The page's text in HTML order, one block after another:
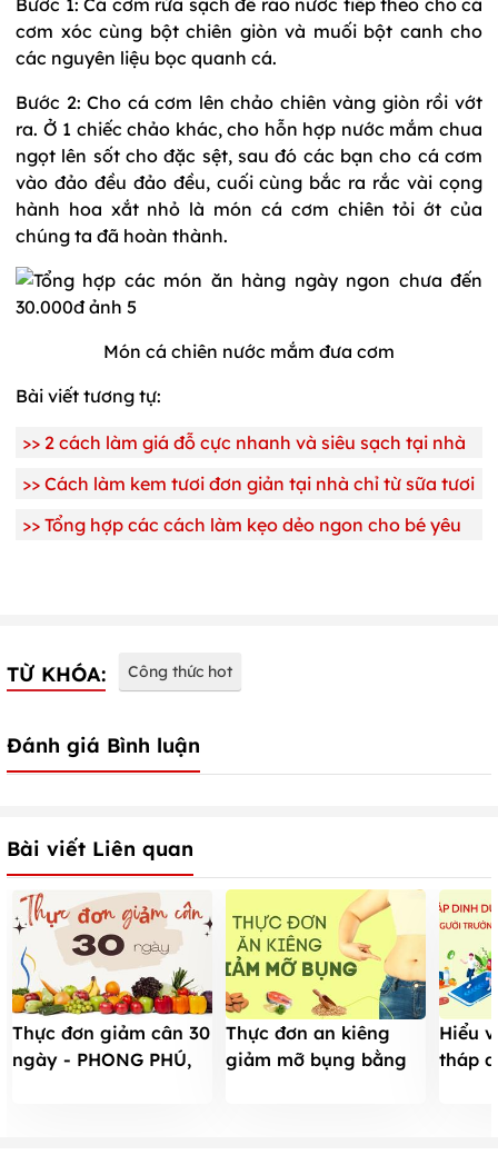
cơm xóc cùng bột chiên giòn và muối bột canh cho
các nguyên liệu bọc quanh cá.
Bước 2: Cho cá cơm lên chảo chiên vàng giòn rồi vớt
ra. Ở 1 chiếc chảo khác, cho hỗn hợp nước mắm chua
ngọt lên sốt cho đặc sệt, sau đó các bạn cho cá cơm
vào đảo đều đảo đều, cuối cùng bắc ra rắc vài cọng
hành hoa xắt nhỏ là món cá cơm chiên tỏi ớt của
chúng ta đã hoàn thành.
Món cá chiên nước mắm đưa cơm
Bài viết tương tự:
>> 2 cách làm giá đỗ cực nhanh và siêu sạch tại nhà
>> Cách làm kem tươi đơn giản tại nhà chỉ từ sữa tươi
>> Tổng hợp các cách làm kẹo dẻo ngon cho bé yêu
TỪ KHÓA: Công thức hot
Đánh giá Bình luận
Bài viết Liên quan
Thực đơn giảm cân 30
ngày - PHONG PHÚ,
Thực đơn an kiêng
giảm mỡ bụng bằng
Hiểu
tháp